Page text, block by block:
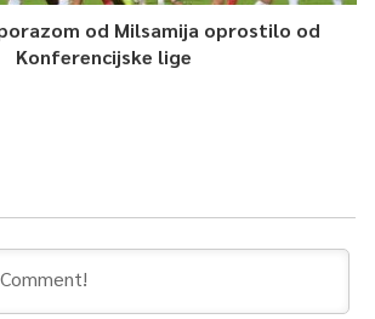
od Milsamija oprostilo od
Konferencijske lige